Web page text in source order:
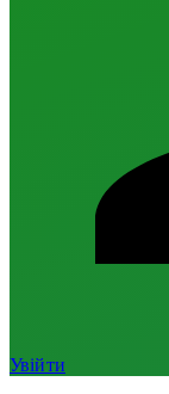
Увійти